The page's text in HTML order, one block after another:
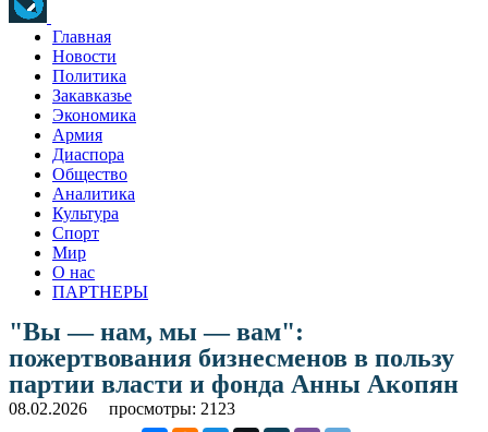
Главная
Новости
Политика
Закавказье
Экономика
Армия
Диаспора
Общество
Аналитика
Культура
Спорт
Мир
О нас
ПАРТНЕРЫ
"Вы — нам, мы — вам":
пожертвования бизнесменов в пользу
партии власти и фонда Анны Акопян
08.02.2026 просмотры: 2123